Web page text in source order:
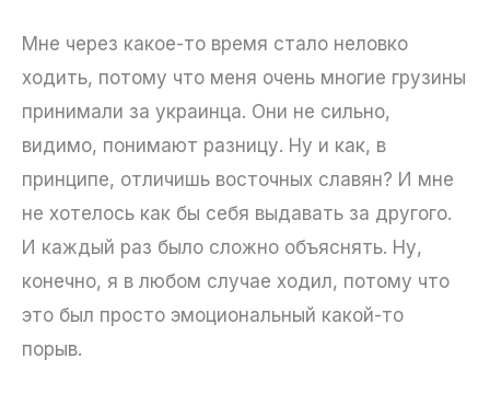
Мне через какое-то время стало неловко
ходить, потому что меня очень многие грузины
принимали за украинца. Они не сильно,
видимо, понимают разницу. Ну и как, в
принципе, отличишь восточных славян? И мне
не хотелось как бы себя выдавать за другого.
И каждый раз было сложно объяснять. Ну,
конечно, я в любом случае ходил, потому что
это был просто эмоциональный какой-то
порыв.